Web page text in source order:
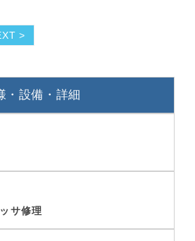
>
・設備・詳細
サ修理